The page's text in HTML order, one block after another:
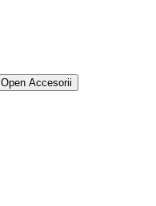
Open Accesorii